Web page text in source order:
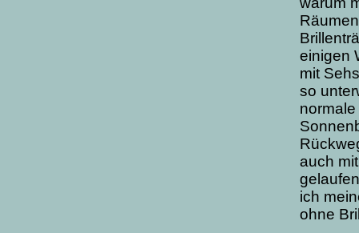
einigen
mit
so
auch
ich
ohne